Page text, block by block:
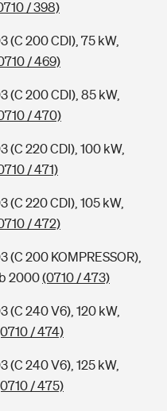
/ 398)
(C 200 CDI), 75 kW,
/ 469)
(C 200 CDI), 85 kW,
/ 470)
(C 220 CDI), 100 kW,
/ 471)
(C 220 CDI), 105 kW,
/ 472)
200 KOMPRESSOR),
2000(0710 / 473)
(C 240 V6), 120 kW,
/ 474)
(C 240 V6), 125 kW,
/ 475)